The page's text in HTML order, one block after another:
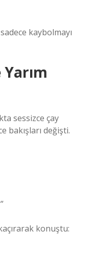
kaybolmayı
sessizce çay
bakışları değişti.
konuştu: